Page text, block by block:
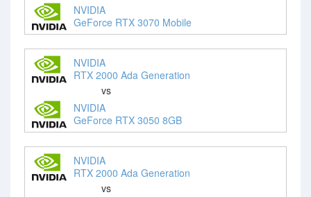
NVIDIA
GeForce RTX 3070 Mobile
NVIDIA
RTX 2000 Ada Generation
vs
NVIDIA
GeForce RTX 3050 8GB
NVIDIA
RTX 2000 Ada Generation
vs